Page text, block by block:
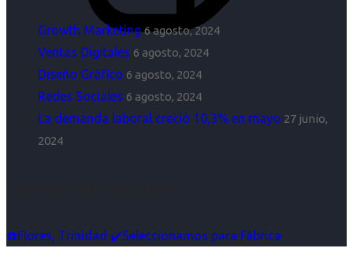
Growth Marketing 6 agosto, 2024
Ventas Digitales 6 agosto, 2024
Diseño Gráfico 6 agosto, 2024
Redes Sociales 6 agosto, 2024
La demanda laboral creció 10,3% en mayo 27 junio,
2024
☎️Flores, Trinidad ✔️Seleccionamos para Fábrica